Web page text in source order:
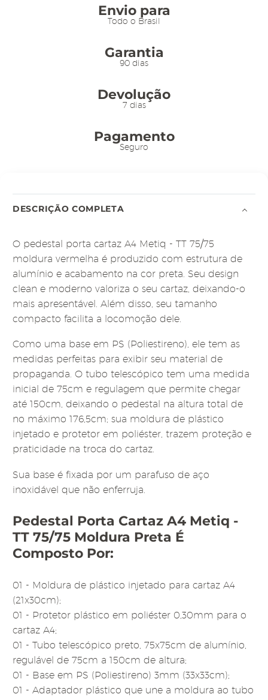
Envio para
Todo o Brasil
Garantia
90 dias
Devolução
7 dias
Pagamento
Seguro
DESCRIÇÃO COMPLETA
O pedestal porta cartaz A4 Metiq - TT 75/75
moldura vermelha é produzido com estrutura de
alumínio e acabamento na cor preta. Seu design
clean e moderno valoriza o seu cartaz, deixando-o
mais apresentável. Além disso, seu tamanho
compacto facilita a locomoção dele.
Como uma base em PS (Poliestireno), ele tem as
medidas perfeitas para exibir seu material de
propaganda. O tubo telescópico tem uma medida
inicial de 75cm e regulagem que permite chegar
até 150cm, deixando o pedestal na altura total de
no máximo 176,5cm; sua moldura de plástico
injetado e protetor em poliéster, trazem proteção e
praticidade na troca do cartaz.
Sua base é fixada por um parafuso de aço
inoxidável que não enferruja.
Pedestal Porta Cartaz A4 Metiq -
TT 75/75 Moldura Preta É
Composto Por:
01 - Moldura de plástico injetado para cartaz A4
(21x30cm);
01 - Protetor plástico em poliéster 0,30mm para o
cartaz A4;
01 - Tubo telescópico preto, 75x75cm de alumínio,
regulável de 75cm a 150cm de altura;
01 - Base em PS (Poliestireno) 3mm (33x33cm);
01 - Adaptador plástico que une a moldura ao tubo